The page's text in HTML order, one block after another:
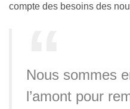
compte des besoins des
Nous sommes
l’amont pour